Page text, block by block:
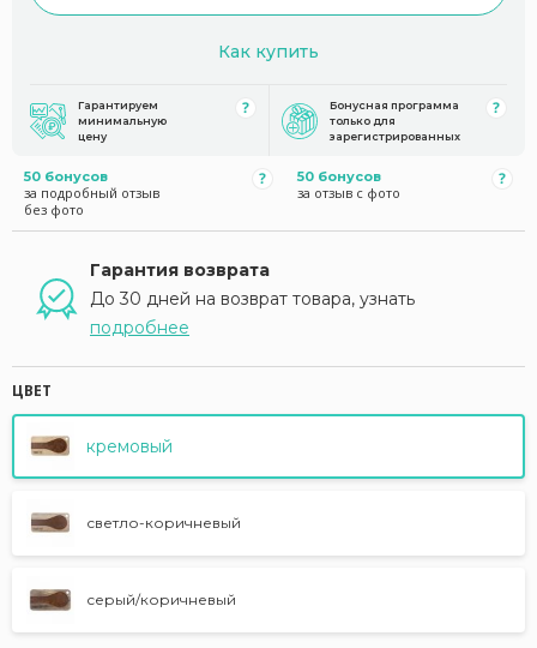
Как купить
Гарантируем
минимальную
цену
Бонусная программа
только для
зарегистрированных
50 бонусов
за подробный отзыв
без фото
50 бонусов
за отзыв с фото
Гарантия возврата
До 30 дней на возврат товара, узнать
подробнее
ЦВЕТ
кремовый
светло-коричневый
серый/коричневый